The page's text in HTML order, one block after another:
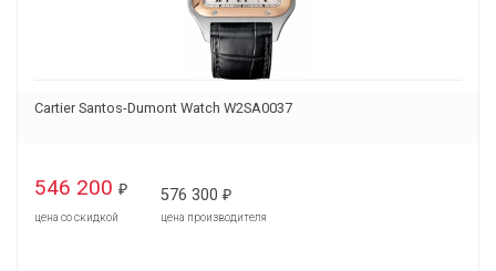
Cartier Santos-Dumont Watch W2SA0037
546 200 ₽
цена со скидкой
576 300 ₽
цена производителя